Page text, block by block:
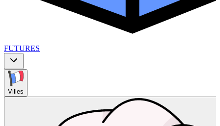
FUTURES
Villes